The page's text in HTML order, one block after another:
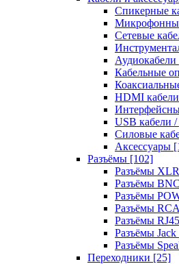
Спикерные
Сетевые
Аудиокабели
Кабельные
HDMI кабели
USB кабели
Силовые
Аксессуары
Разъёмы [102]
Разъёмы XLR
Разъёмы BNC
Разъёмы
Разъёмы RCA
Разъёмы RJ45
Разъёмы Jack
Разъёмы
Переходники [25]